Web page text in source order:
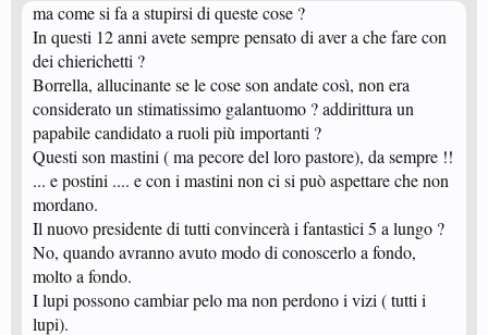
ma come si fa a stupirsi di queste cose ?
In questi 12 anni avete sempre pensato di aver a che fare con
dei chierichetti ?
Borrella, allucinante se le cose son andate così, non era
considerato un stimatissimo galantuomo ? addirittura un
papabile candidato a ruoli più importanti ?
Questi son mastini ( ma pecore del loro pastore), da sempre !!
... e postini .... e con i mastini non ci si può aspettare che non
mordano.
Il nuovo presidente di tutti convincerà i fantastici 5 a lungo ?
No, quando avranno avuto modo di conoscerlo a fondo,
molto a fondo.
I lupi possono cambiar pelo ma non perdono i vizi ( tutti i
lupi).